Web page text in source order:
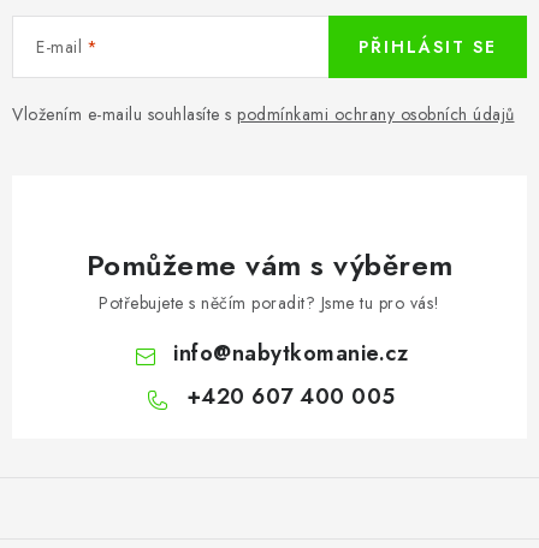
E-mail
Vložením e-mailu souhlasíte s podmínkami ochrany osobních údajů
PŘIHLÁSIT SE
Pomůžeme vám s výběrem
Potřebujete s něčím poradit? Jsme tu pro vás!
info@nabytkomanie.cz
+420 607 400 005